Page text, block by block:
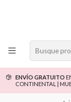
ENVÍO GRATUITO
CONTINENTAL |